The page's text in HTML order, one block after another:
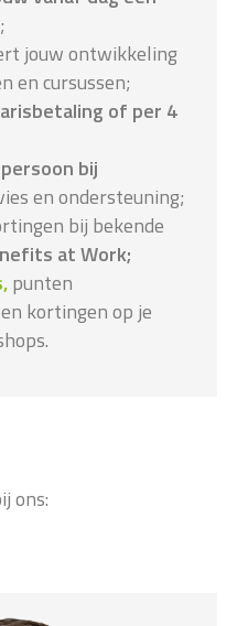
jouw ontwikkeling
en cursussen;
of per 4
bij
en ondersteuning;
bij bekende
at Work;
punten
kortingen op je
ons: